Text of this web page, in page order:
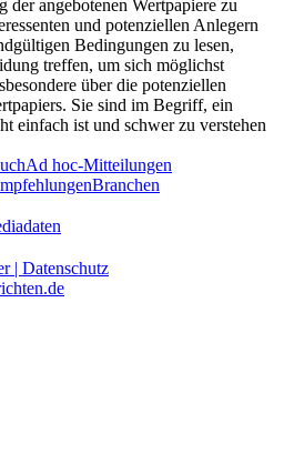
angebotenen Wertpapiere zu
und potenziellen Anlegern
Bedingungen zu lesen,
treffen, um sich möglichst
über die potenziellen
Sie sind im Begriff, ein
einfach ist und schwer zu verstehen
Ad hoc-Mitteilungen
Branchen
| Datenschutz